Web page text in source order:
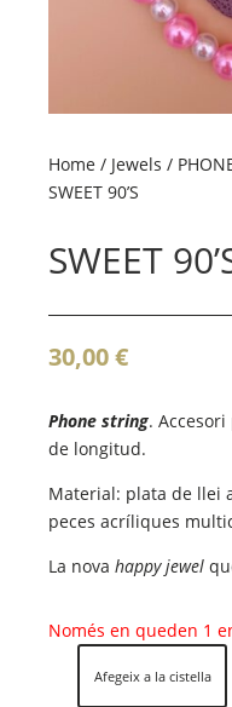
Home / Jewels /
SWEET 90’S
SWEET
30,00€
Phone string.
de longitud.
Material: plata de llei
peces acríliques
La novahappy jewel
Només en queden 1
quantitat
Afegeix a la cistella